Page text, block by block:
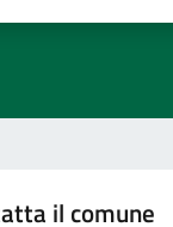
il comune